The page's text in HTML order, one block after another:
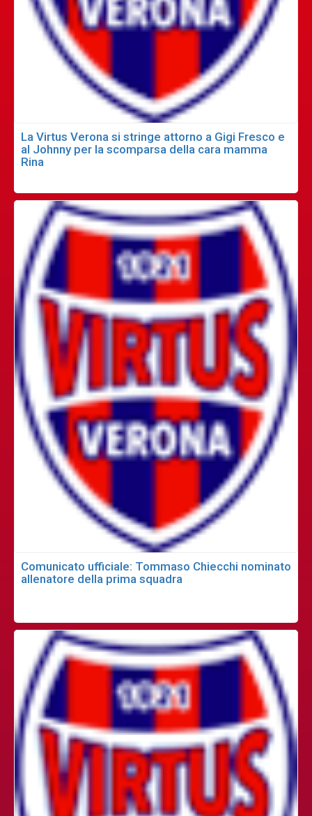
La Virtus Verona si stringe attorno a Gigi Fresco e
al Johnny per la scomparsa della cara mamma
Rina
Comunicato ufficiale: Tommaso Chiecchi nominato
allenatore della prima squadra